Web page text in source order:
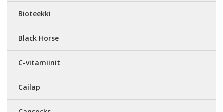
Bioteekki
Black Horse
C-vitamiinit
Cailap